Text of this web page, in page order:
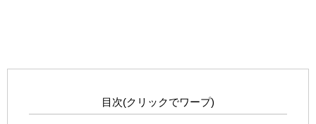
目次(クリックでワープ)